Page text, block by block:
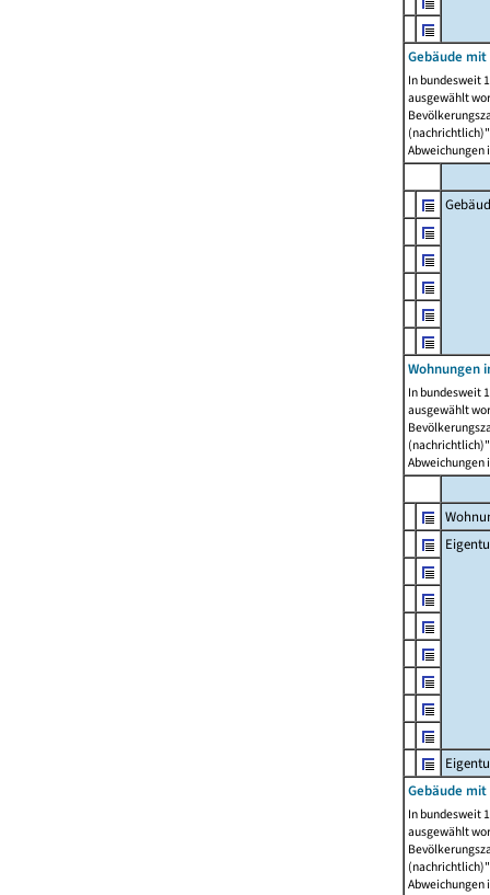
Gebäude mit
In bundesweit
ausgewählt
Abweichungen
Wohnungen
In bundesweit
ausgewählt
Abweichungen
Gebäude
In bundesweit
ausgewählt
Abweichungen